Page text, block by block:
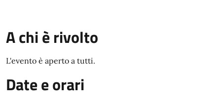
A chi è rivolto
L'evento è aperto a tutti.
Date e orari